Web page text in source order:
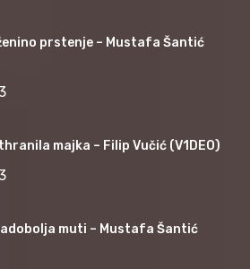
prstenje – Mustafa Šantić
majka – Filip Vučić (V1DEO)
muti – Mustafa Šantić